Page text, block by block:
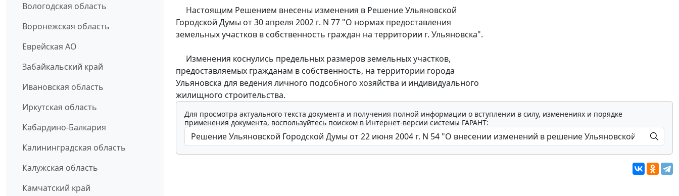
Вологодская область
Воронежская область
Еврейская АО
Забайкальский край
Ивановская область
Иркутская область
Кабардино-Балкария
Калининградская область
Калужская область
Камчатский край
Настоящим Решением внесены изменения в Решение Ульяновской
Городской Думы от 30 апреля 2002 г. N 77 "О нормах предоставления
земельных участков в собственность граждан на территории г. Ульяновска".
Изменения коснулись предельных размеров земельных участков,
предоставляемых гражданам в собственность, на территории города
Ульяновска для ведения личного подсобного хозяйства и индивидуального
жилищного строительства.
Для просмотра актуального текста документа и получения полной информации о вступлении в силу, изменениях и порядке
применения документа, воспользуйтесь поиском в Интернет-версии системы ГАРАНТ: